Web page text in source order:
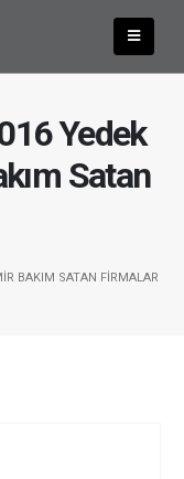
Yedek
Satan
BAKIM SATAN FIRMALAR